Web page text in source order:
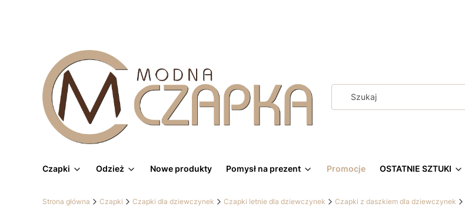
Czapki Odzież Nowe produkty Pomysł na prezent Promocje OSTATNIE SZTUKI
Strona główna Czapki Czapki dla dziewczynek Czapki letnie dla dziewczynek Czapki z daszkiem dla dziewczynek